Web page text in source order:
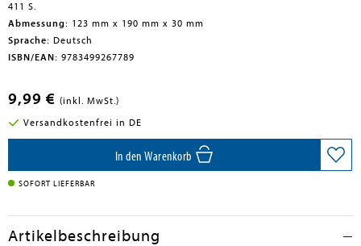
411 S.
Abmessung: 123 mm x 190 mm x 30 mm
Sprache: Deutsch
ISBN/EAN: 9783499267789
9,99 € (inkl. MwSt.)
Versandkostenfrei in DE
In den Warenkorb
SOFORT LIEFERBAR
Artikelbeschreibung